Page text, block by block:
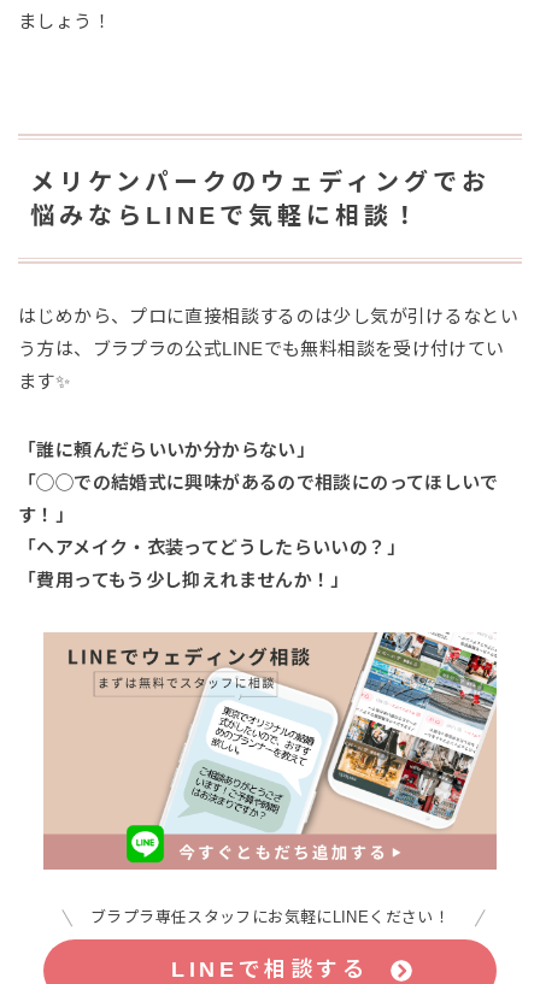
ましょう！
メリケンパークのウェディングでお
悩みならLINEで気軽に相談！
はじめから、プロに直接相談するのは少し気が引けるなとい
う方は、ブラプラの公式LINEでも無料相談を受け付けてい
ます✨
「誰に頼んだらいいか分からない」
「◯◯での結婚式に興味があるので相談にのってほしいで
す！」
「ヘアメイク・衣装ってどうしたらいいの？」
「費用ってもう少し抑えれませんか！」
ブラプラ専任スタッフにお気軽にLINEください！
LINEで相談する